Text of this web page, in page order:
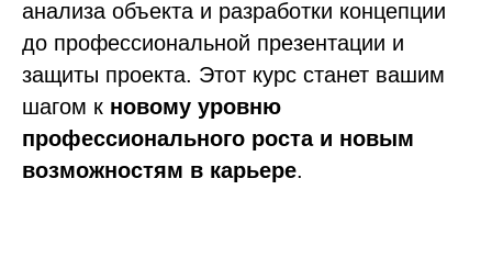
анализа объекта и разработки концепции
до профессиональной презентации и
защиты проекта. Этот курс станет вашим
шагом к новому уровню
профессионального роста и новым
возможностям в карьере.